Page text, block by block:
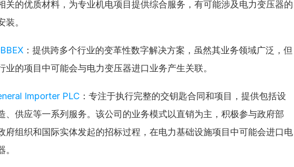
关的优质材料，为专业机电项目提供综合服务，有可能涉及电力变压器的
装。
：提供跨多个行业的变革性数字解决方案，虽然其业务领域广泛，但
业的项目中可能会与电力变压器进口业务产生关联。
Importer PLC ：专注于执行完整的交钥匙合同和项目，提供包括设
、供应等一系列服务。该公司的业务模式以直销为主，积极参与政府部
府组织和国际实体发起的招标过程，在电力基础设施项目中可能会进口电
。